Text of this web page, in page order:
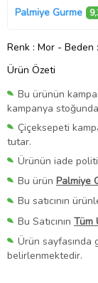
Palmiye Gurme
Renk : Mor - Beden
Ürün Özeti
Bu ürünün
kampanya
Çiçeksepeti
tutar.
Ürünün iade
Bu ürün Palmiye
Bu satıcının
Bu Satıcının Tüm
Ürün sayfasında
belirlenmektedir.